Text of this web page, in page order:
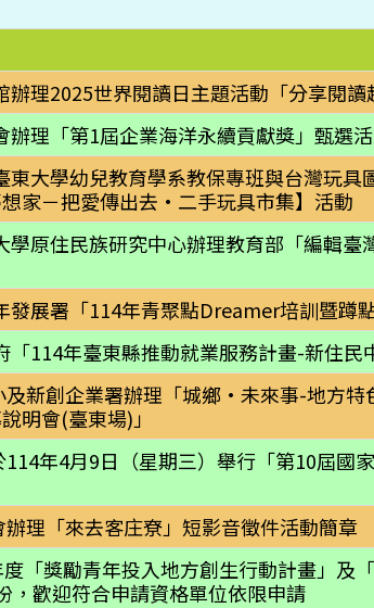
辦理2025世界閱讀日主題活動「分享閱讀
辦理「第1屆企業海洋永續貢獻獎」甄選
東大學幼兒教育學系教保專班與台灣玩具
家－把愛傳出去•二手玩具市集】活動
學原住民族研究中心辦理教育部「編輯
發展署「114年青聚點Dreamer培訓暨蹲
「114年臺東縣推動就業服務計畫-新住民
新創企業署辦理「城鄉·未來事-地方特
明會(臺東場)」
年4月9日（星期三）舉行「第10屆國
理「來去客庄尞」短影音徵件活動簡章
「獎勵青年投入地方創生行動計畫」及
，歡迎符合申請資格單位依限申請